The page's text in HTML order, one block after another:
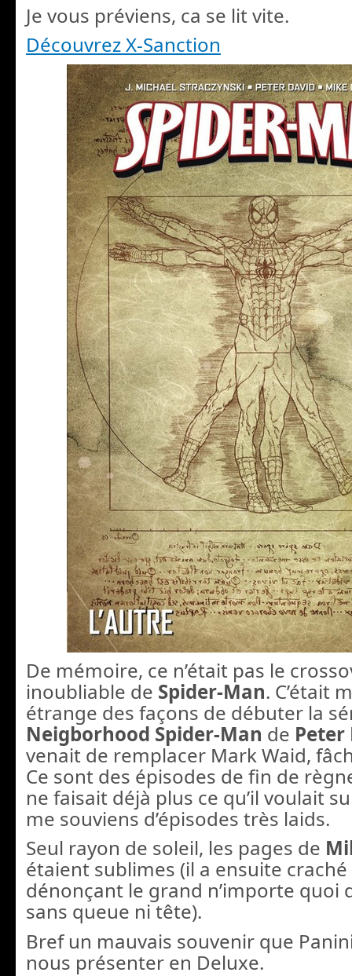
Je vous préviens, ca se lit vite.
Découvrez X-Sanction
De mémoire, ce n’était pas le
inoubliable de Spider-Man. C’était
étrange des façons de débuter la
Neigborhood Spider-Man de
venait de remplacer Mark Waid,
Ce sont des épisodes de fin de
ne faisait déjà plus ce qu’il voulait
me souviens d’épisodes très laids.
Seul rayon de soleil, les pages de
étaient sublimes (il a ensuite
dénonçant le grand n’importe quoi
sans queue ni tête).
Bref un mauvais souvenir que
nous présenter en Deluxe.